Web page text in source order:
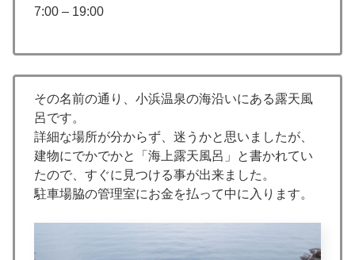
7:00 – 19:00
その名前の通り、小浜温泉の海沿いにある露天風
呂です。
詳細な場所が分からず、迷うかと思いましたが、
建物にでかでかと「海上露天風呂」と書かれてい
たので、すぐに見つける事が出来ました。
駐車場脇の管理室にお金を払って中に入ります。